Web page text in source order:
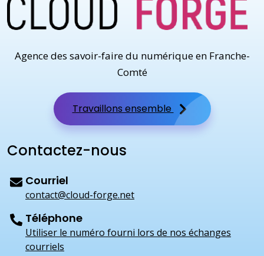
Agence des savoir-faire du numérique en Franche-
Comté
Travaillons ensemble
Contactez-nous
Courriel
contact@cloud-forge.net
Téléphone
Utiliser le numéro fourni lors de nos échanges
courriels